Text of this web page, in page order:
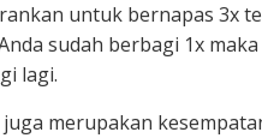
untuk bernapas 3x
sudah berbagi 1x
lagi.
merupakan